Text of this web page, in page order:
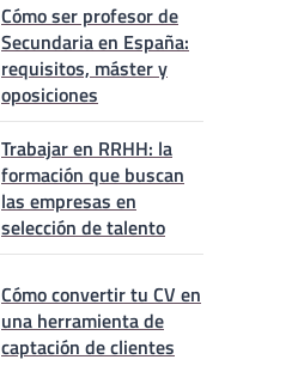
Cómo ser profesor de
Secundaria en España:
requisitos, máster y
oposiciones
Trabajar en RRHH: la
formación que buscan
las empresas en
selección de talento
Cómo convertir tu CV en
una herramienta de
captación de clientes